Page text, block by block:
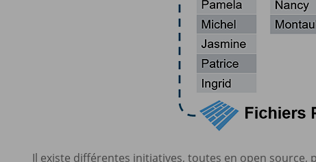
Il existe différentes initiatives, toutes en open